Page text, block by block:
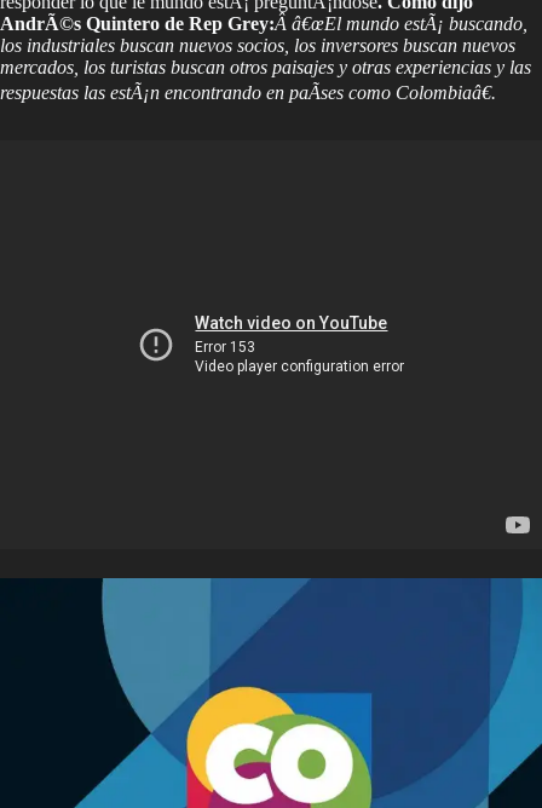
AndrÃ©s Quintero de Rep Grey:Â â€œEl mundo estÃ¡ buscando,
los industriales buscan nuevos socios, los inversores buscan nuevos
mercados, los turistas buscan otros paisajes y otras experiencias y las
respuestas las estÃ¡n encontrando en paÃ­ses como Colombiaâ€.